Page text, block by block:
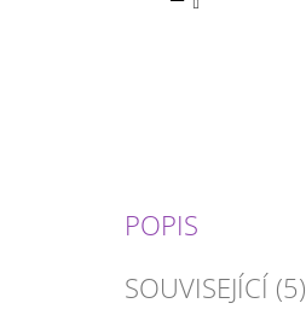
POPIS
SOUVISEJÍCÍ (5)